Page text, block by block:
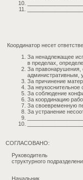
Координатор несет
За ненадлежащее
в пределах,
За правонарушения,
административным,
За причинение
За
За соблюдение
За координацию
За своевременную
За устранение
СОГЛАСОВАНО:
Руководитель
структурного
Начальник